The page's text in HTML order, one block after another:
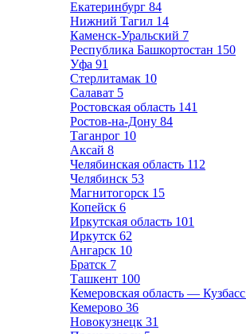
Екатеринбург 84
Нижний Тагил 14
Каменск-Уральский 7
Республика Башкортостан 150
Уфа 91
Стерлитамак 10
Салават 5
Ростовская область 141
Ростов-на-Дону 84
Таганрог 10
Аксай 8
Челябинская область 112
Челябинск 53
Магнитогорск 15
Копейск 6
Иркутская область 101
Иркутск 62
Ангарск 10
Братск 7
Ташкент 100
Кемеровская область — Кузбасс
Кемерово 36
Новокузнецк 31